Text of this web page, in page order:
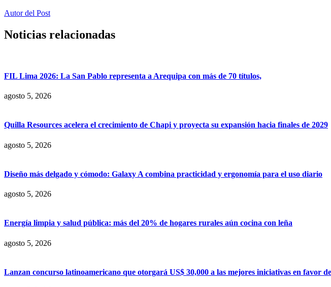
Autor del Post
Noticias relacionadas
FIL Lima 2026: La San Pablo representa a Arequipa con más de 70 títulos,
agosto 5, 2026
Quilla Resources acelera el crecimiento de Chapi y proyecta su expansión hacia finales de 2029
agosto 5, 2026
Diseño más delgado y cómodo: Galaxy A combina practicidad y ergonomía para el uso diario
agosto 5, 2026
Energía limpia y salud pública: más del 20% de hogares rurales aún cocina con leña
agosto 5, 2026
Lanzan concurso latinoamericano que otorgará US$ 30,000 a las mejores iniciativas en favor